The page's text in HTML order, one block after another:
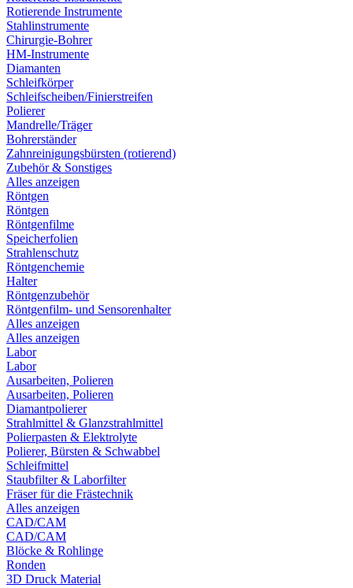
Rotierende Instrumente
Stahlinstrumente
Chirurgie-Bohrer
HM-Instrumente
Diamanten
Schleifkörper
Schleifscheiben/Finierstreifen
Polierer
Mandrelle/Träger
Bohrerständer
Zahnreinigungsbürsten (rotierend)
Zubehör & Sonstiges
Alles anzeigen
Röntgen
Röntgen
Röntgenfilme
Speicherfolien
Strahlenschutz
Röntgenchemie
Halter
Röntgenzubehör
Röntgenfilm- und Sensorenhalter
Alles anzeigen
Alles anzeigen
Labor
Labor
Ausarbeiten, Polieren
Ausarbeiten, Polieren
Diamantpolierer
Strahlmittel & Glanzstrahlmittel
Polierpasten & Elektrolyte
Polierer, Bürsten & Schwabbel
Schleifmittel
Staubfilter & Laborfilter
Fräser für die Frästechnik
Alles anzeigen
CAD/CAM
CAD/CAM
Blöcke & Rohlinge
Ronden
3D Druck Material